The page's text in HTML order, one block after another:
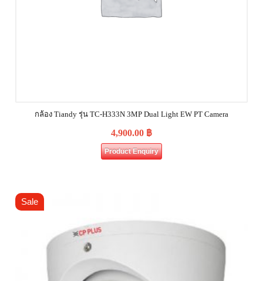
กล้อง Tiandy รุ่น TC-H333N 3MP Dual Light EW PT Camera
4,900.00 ฿
Product Enquiry
Sale